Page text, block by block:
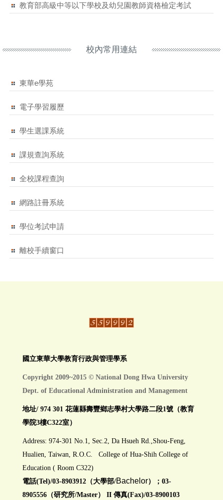
教育部高級中等以下學校及幼兒園教師資格檢定考試
校內常用連結
東華e學苑
電子學習履歷
學生選課系統
課規查詢系統
全校課程查詢
網路註冊系統
學位考試申請
離校手續窗口
國立東華大學教育行政與管理學系
Copyright 2009~2015 © National Dong Hwa University
Dept. of Educational Administration and Management
地址/ 974 301 花蓮縣壽豐鄉志學村大學路二段1號（教育
學院3樓C322室）
Address: 974-301 No.1, Sec.2, Da Hsueh Rd.,Shou-Feng,
Hualien, Taiwan, R.O.C. College of Hua-Shih College of
Education ( Room C322)
電話(Tel)/03-8903912（大學部/Bachelor）；03-
8905556（研究所/Master） II 傳真(Fax)/03-8900103